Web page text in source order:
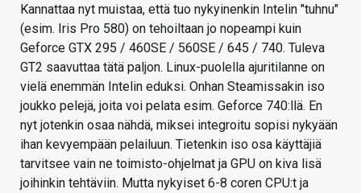
Kannattaa nyt muistaa, että tuo nykyinenkin Intelin "tuhnu"
(esim. Iris Pro 580) on tehoiltaan jo nopeampi kuin
Geforce GTX 295 / 460SE / 560SE / 645 / 740. Tuleva
GT2 saavuttaa tätä paljon. Linux-puolella ajuritilanne on
vielä enemmän Intelin eduksi. Onhan Steamissakin iso
joukko pelejä, joita voi pelata esim. Geforce 740:llä. En
nyt jotenkin osaa nähdä, miksei integroitu sopisi nykyään
ihan kevyempään pelailuun. Tietenkin iso osa käyttäjiä
tarvitsee vain ne toimisto-ohjelmat ja GPU on kiva lisä
joihinkin tehtäviin. Mutta nykyiset 6-8 coren CPU:t ja